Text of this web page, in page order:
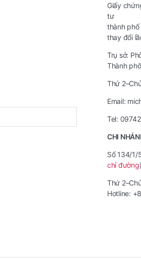
Giấy
tư
thành
thay đổi
Trụ sở:
Thành
Thứ
Email:
Tel:
CHI
Số 134/1/
chỉ đường)
Thứ
Hotline: